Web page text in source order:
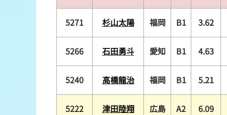
5271 杉山太陽 福岡 B1 3.62
5266 石田勇斗 愛知 B1 4.63
5240 高橋龍治 福岡 B1 5.21
5222 津田陸翔 広島 A2 6.09